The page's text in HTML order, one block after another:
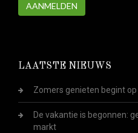
AANMELDEN
LAATSTE NIEUWS
Zomers genieten begint
De vakantie is begonnen:
markt